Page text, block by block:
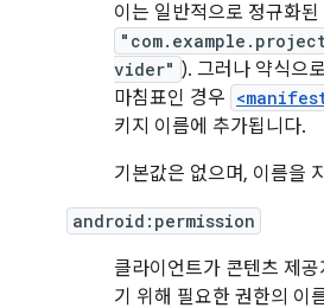
이는 일반적으로 정규화
vider" ). 그러나 약식으
마침표인 경우
키지 이름에 추가됩니다.
기본값은 없으며, 이름을
android:permission
클라이언트가 콘텐츠 제
기 위해 필요한 권한의 이